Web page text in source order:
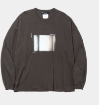
Abstract
Photograph L/S
Tee/Off Black B